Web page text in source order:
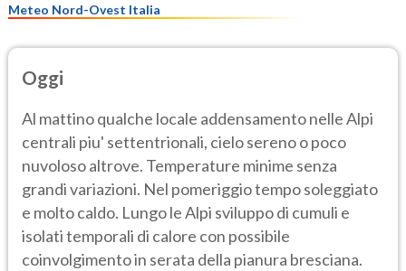
Meteo Nord-Ovest Italia
Oggi
Al mattino qualche locale addensamento nelle Alpi
centrali piu' settentrionali, cielo sereno o poco
nuvoloso altrove. Temperature minime senza
grandi variazioni. Nel pomeriggio tempo soleggiato
e molto caldo. Lungo le Alpi sviluppo di cumuli e
isolati temporali di calore con possibile
coinvolgimento in serata della pianura bresciana.